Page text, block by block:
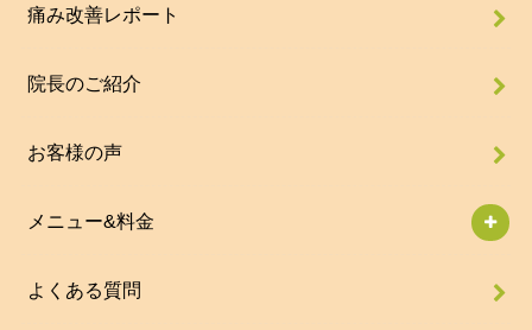
痛み改善レポート
院長のご紹介
お客様の声
メニュー&料金
よくある質問